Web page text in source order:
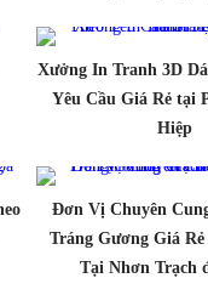
Xưởng In Tranh 3D
Yêu Cầu Giá Rẻ tại
Hiệp
Đơn Vị Chuyên
Tráng Gương Giá
Tại Nhơn Trạch